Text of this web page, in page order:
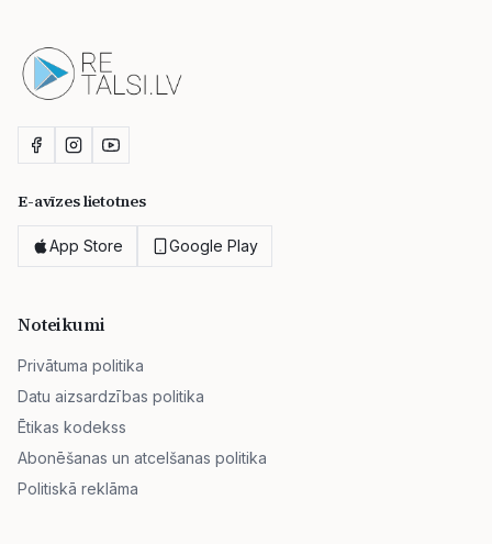
E-avīzes lietotnes
App Store Google Play
Noteikumi
Privātuma politika
Datu aizsardzības politika
Ētikas kodekss
Abonēšanas un atcelšanas politika
Politiskā reklāma